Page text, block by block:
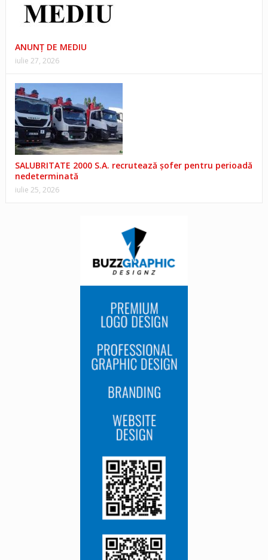
ANUNŢ DE MEDIU
iulie 27, 2026
SALUBRITATE 2000 S.A. recrutează șofer pentru perioadă
nedeterminată
iulie 25, 2026